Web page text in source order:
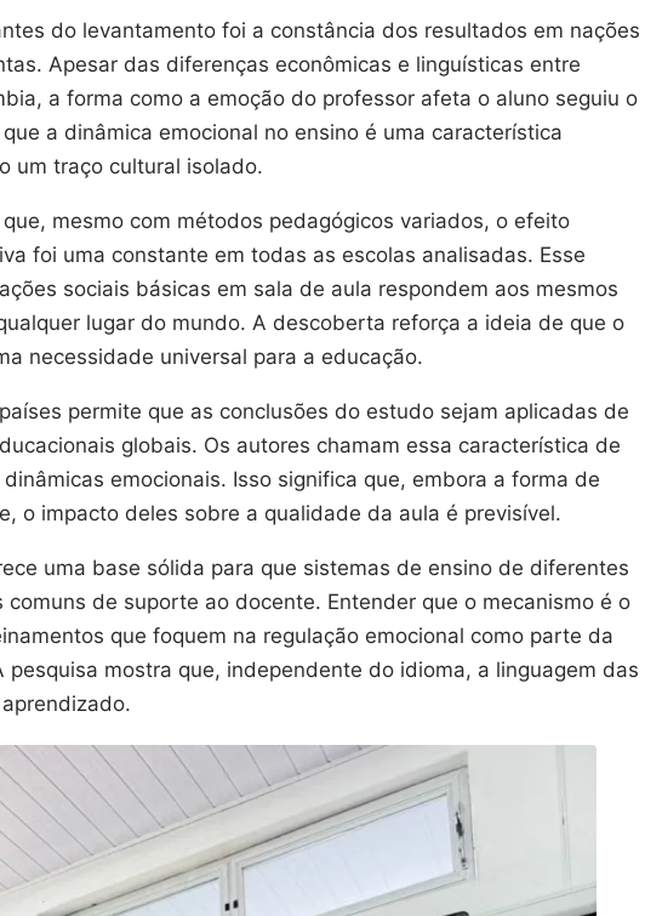
do levantamento foi a constância dos resultados em nações
Apesar das diferenças econômicas e linguísticas entre
a forma como a emoção do professor afeta o aluno seguiu o
a dinâmica emocional no ensino é uma característica
um traço cultural isolado.
mesmo com métodos pedagógicos variados, o efeito
foi uma constante em todas as escolas analisadas. Esse
sociais básicas em sala de aula respondem aos mesmos
lugar do mundo. A descoberta reforça a ideia de que o
necessidade universal para a educação.
permite que as conclusões do estudo sejam aplicadas de
globais. Os autores chamam essa característica de
emocionais. Isso significa que, embora a forma de
o impacto deles sobre a qualidade da aula é previsível.
uma base sólida para que sistemas de ensino de diferentes
de suporte ao docente. Entender que o mecanismo é o
que foquem na regulação emocional como parte da
pesquisa mostra que, independente do idioma, a linguagem das